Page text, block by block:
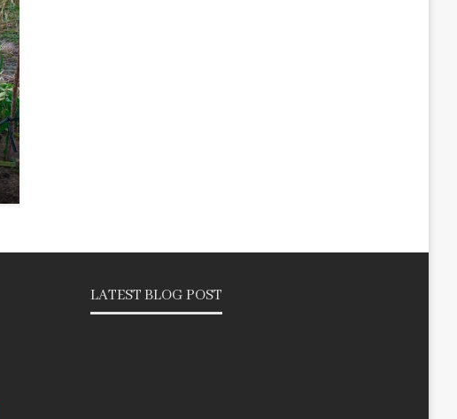
LATEST BLOG POST